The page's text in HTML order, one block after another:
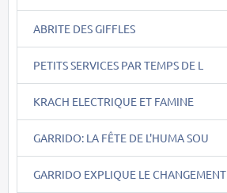
ABRITE DES GIFFLES
PETITS SERVICES PAR TEMPS DE L
KRACH ELECTRIQUE ET FAMINE
GARRIDO: LA FÊTE DE L'HUMA SOU
GARRIDO EXPLIQUE LE CHANGEMENT